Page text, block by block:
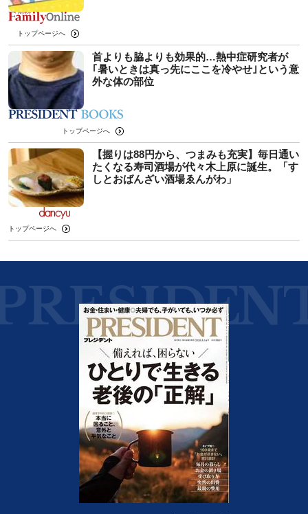
トップページへ
首よりも脇よりも効果的…熱中症研究者が
｢暑いときは真っ先にここを冷やせ｣という意
外な体の部位
トップページへ
【握りは88円から、つまみも充実】毎日通い
たくなる寿司酒場が代々木上原に誕生。「す
しとおばんざい酒場ゑんがわ」
トップページへ